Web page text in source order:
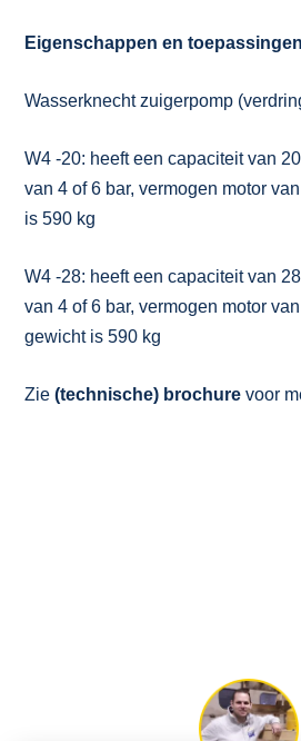
Eigenschappen en toepassingen
Wasserknecht zuigerpomp
W4 -20: heeft een capaciteit van
van 4 of 6 bar, vermogen motor
is 590 kg
W4 -28: heeft een capaciteit van
van 4 of 6 bar, vermogen motor
gewicht is 590 kg
Zie (technische) brochure voor